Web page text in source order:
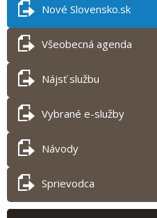
Nové Slovensko.sk
Všeobecná agenda
Nájsť službu
Vybrané e-služby
Návody
Sprievodca